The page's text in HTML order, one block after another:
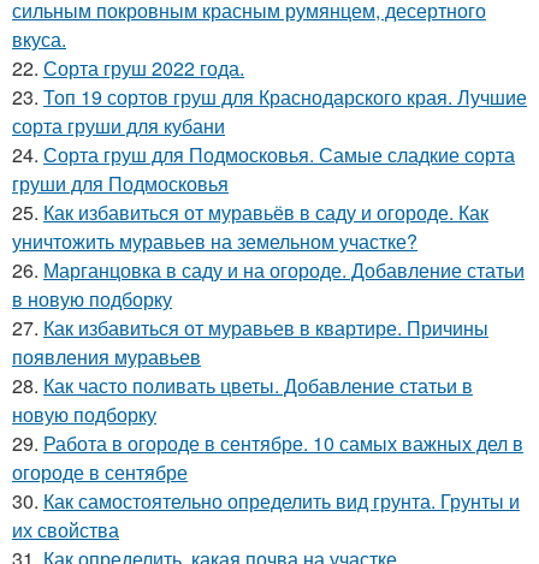
сильным покровным красным румянцем, десертного
вкуса.
22. Сорта груш 2022 года.
23. Топ 19 сортов груш для Краснодарского края. Лучшие
сорта груши для кубани
24. Сорта груш для Подмосковья. Самые сладкие сорта
груши для Подмосковья
25. Как избавиться от муравьёв в саду и огороде. Как
уничтожить муравьев на земельном участке?
26. Марганцовка в саду и на огороде. Добавление статьи
в новую подборку
27. Как избавиться от муравьев в квартире. Причины
появления муравьев
28. Как часто поливать цветы. Добавление статьи в
новую подборку
29. Работа в огороде в сентябре. 10 самых важных дел в
огороде в сентябре
30. Как самостоятельно определить вид грунта. Грунты и
их свойства